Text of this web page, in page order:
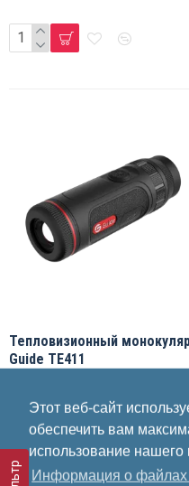
Этот веб-сайт
обеспечить вам
использование нашего
Информация о файлах
Тепловизионный
Guide TE411
779.00€